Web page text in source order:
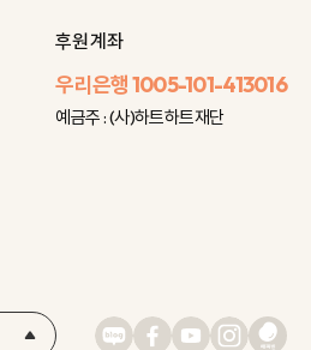
후원 계좌
우리은행1005-101-413016
예금주 : (사)하트하트재단